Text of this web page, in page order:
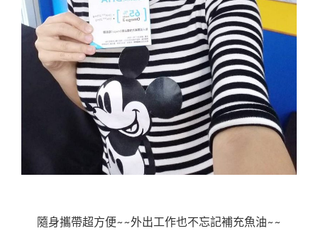
隨身攜帶超方便~~外出工作也不忘記補充魚油~~